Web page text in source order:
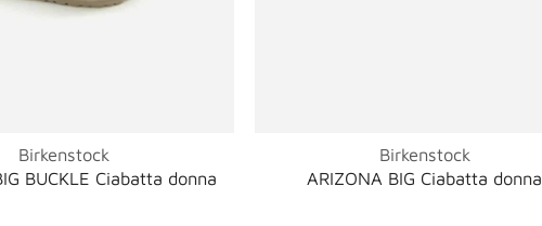
Birkenstock
BUCKLE Ciabatta donna
Birkenstock
ARIZONA BIG Ciabatta donna